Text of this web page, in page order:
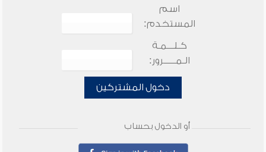
اسم
المستخدم:
كـلـــمـة
الـمـــــرور:
دخول المشتركين
أو الدخول بحساب